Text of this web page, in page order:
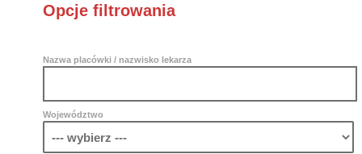
Opcje filtrowania
Nazwa placówki / nazwisko lekarza
Województwo